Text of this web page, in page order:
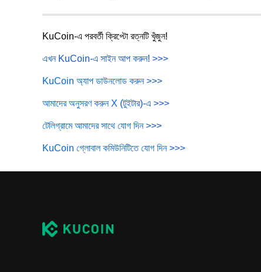
KuCoin-এ পরবর্তী ক্রিপ্টো রত্নটি খুঁজুন!
এখন KuCoin-এ সাইন আপ করুন! >>>
KuCoin অ্যাপ ডাউনলোড করুন >>>
আমাদের অনুসরণ করুন X (টুইটার)-এ >>>
টেলিগ্রামে আমাদের সাথে যোগ দিন >>>
KuCoin গ্লোবাল কমিউনিটিতে যোগ দিন >>>